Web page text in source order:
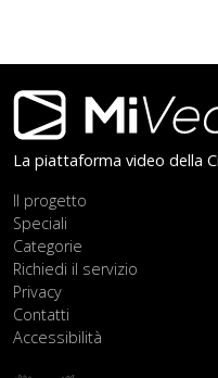
La piattaforma video della
Il progetto
Speciali
Categorie
Richiedi il servizio
Privacy
Contatti
Accessibilità